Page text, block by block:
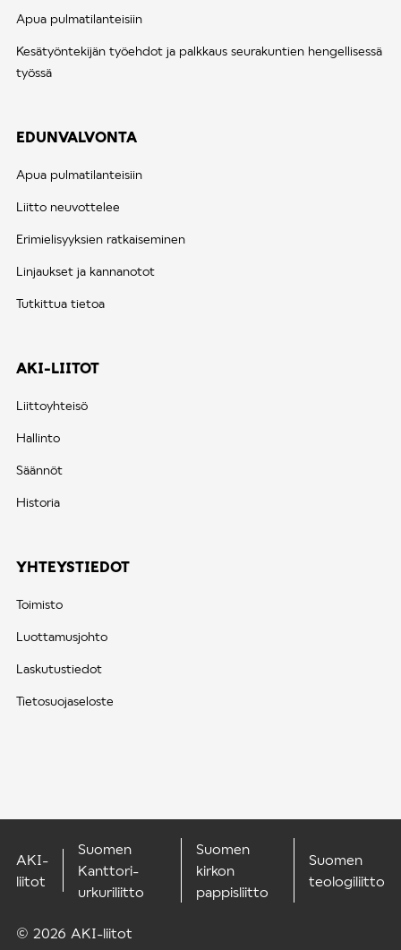
Apua pulmatilanteisiin
Kesätyöntekijän työehdot ja palkkaus seurakuntien hengellisessä
työssä
EDUNVALVONTA
Apua pulmatilanteisiin
Liitto neuvottelee
Erimielisyyksien ratkaiseminen
Linjaukset ja kannanotot
Tutkittua tietoa
AKI-LIITOT
Liittoyhteisö
Hallinto
Säännöt
Historia
YHTEYSTIEDOT
Toimisto
Luottamusjohto
Laskutustiedot
Tietosuojaseloste
© 2026 AKI-liitot
AKI-
liitot
Suomen
Kanttori-
urkuriliitto
Suomen
kirkon
pappisliitto
Suomen
teologiliitto